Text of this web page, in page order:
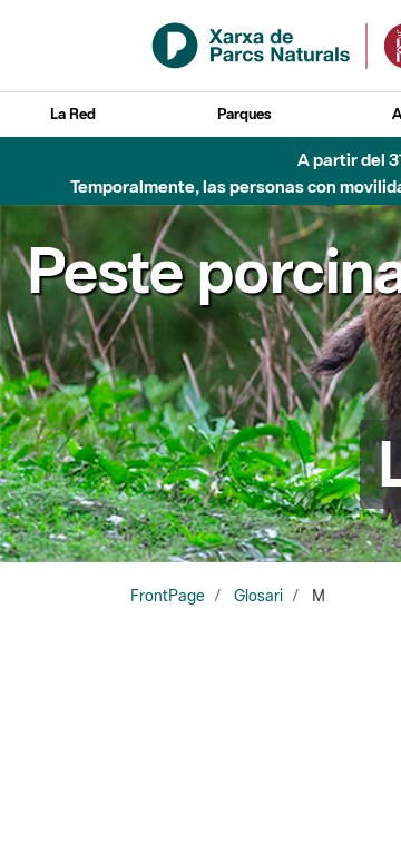
Saltar al contenido principal
La Red Parques
A partir del
Temporalmente, las personas con
Peste
FrontPage Glosari M